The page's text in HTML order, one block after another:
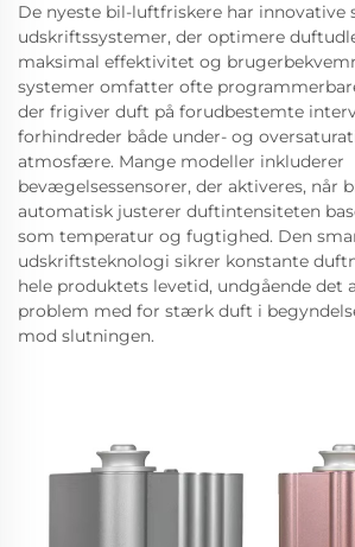
De nyeste bil-luftfriskere har innovative
udskriftssystemer, der optimere
maksimal effektivitet og
systemer omfatter ofte
der frigiver duft på forudbestemte
forhindreder både under- og
atmosfære. Mange modeller inkluderer
bevægelsessensorer, der aktiveres, når
automatisk justerer duftintensiteten
som temperatur og fugtighed. Den
udskriftsteknologi sikrer konstante
hele produktets levetid, undgående det
problem med for stærk duft i
mod slutningen.